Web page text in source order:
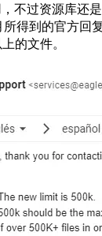
不过资源库还
得到的官方回
的文件。